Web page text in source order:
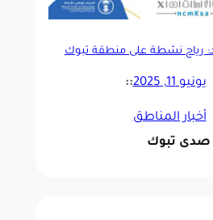
رياح نشطة على منطقة تبوك
يونيو 11, 2025 ::
أخبار المناطق
صدى تبوك